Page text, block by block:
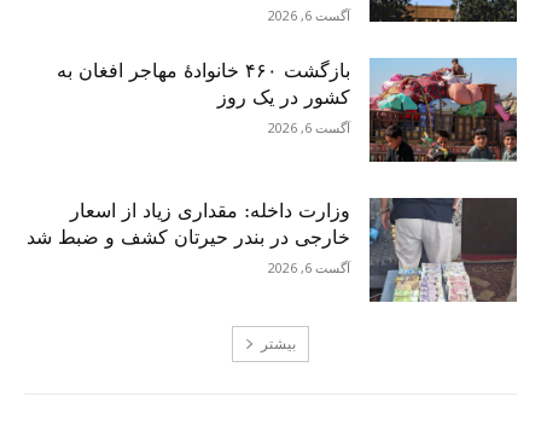
آگست 6, 2026
بازگشت ۴۶۰ خانوادۀ مهاجر افغان به
کشور در یک روز
آگست 6, 2026
وزارت داخله: مقداری زیاد از اسعار
خارجی در بندر حیرتان کشف و ضبط شد
آگست 6, 2026
بیشتر